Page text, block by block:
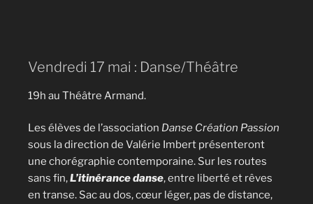
Vendredi 17 mai : Danse/Théâtre
19h au Théâtre Armand.
Les élèves de l’association Danse Création Passion
sous la direction de Valérie Imbert présenteront
une chorégraphie contemporaine. Sur les routes
sans fin,L’itinérance danse, entre liberté et rêves
en transe. Sac au dos, cœur léger, pas de distance,